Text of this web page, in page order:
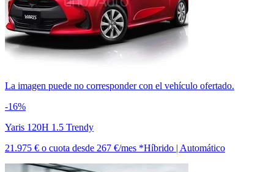
La imagen puede no corresponder con el vehículo ofertado.
-16%
Yaris 120H 1.5 Trendy
21.975 € o cuota desde 267 €/mes *Híbrido | Automático